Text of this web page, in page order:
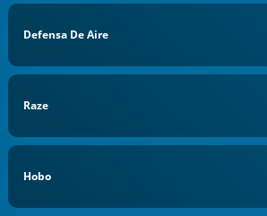
Defensa De Aire
Raze
Hobo